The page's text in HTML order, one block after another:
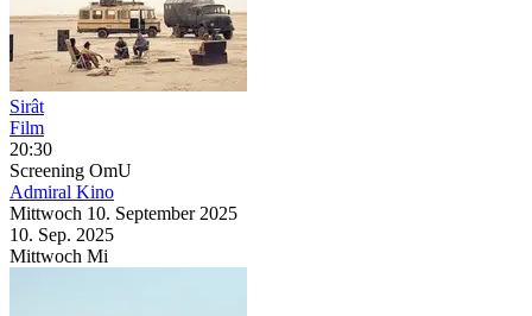
Sirât
Film
20:30
Screening OmU
Admiral Kino
Mittwoch 10. September 2025
10. Sep. 2025
Mittwoch Mi